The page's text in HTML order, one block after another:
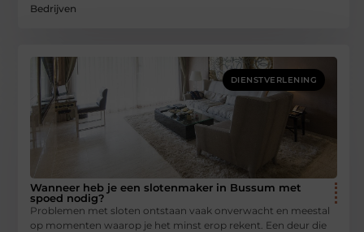
Bedrijven
DIENSTVERLENING
Wanneer heb je een slotenmaker in Bussum met
spoed nodig?
Problemen met sloten ontstaan vaak onverwacht en meestal
op momenten waarop je het minst erop rekent. Een deur die